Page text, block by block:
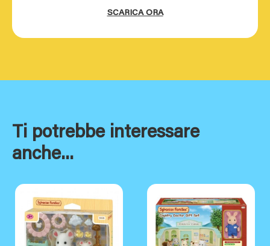
SCARICA ORA
Ti potrebbe interessare
anche...